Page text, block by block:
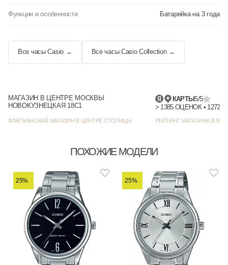
Функции и особенности Батарейка на 3 года
Все часы Casio → Все часы Casio Collection →
МАГАЗИН В ЦЕНТРЕ МОСКВЫ
НОВОКУЗНЕЦКАЯ 18С1
ФЛАГМАНСКИЙ МАГАЗИН В ЦЕНТРЕ СТОЛИЦЫ
КАРТЫ5/5
РЕЙТИНГ МАГАЗИНА В
ПОХОЖИЕ МОДЕЛИ
25% 25%